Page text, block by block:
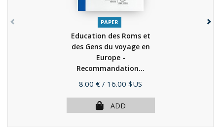
PAPER
Education des Roms et
des Gens du voyage en
Europe -
Recommandation...
Price
8.00 € / 16.00 $US
ADD